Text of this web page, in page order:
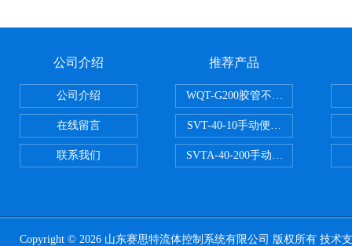
公司介绍
公司介绍
在线留言
联系我们
推荐产品
WQT-G200胶管不锈钢管水压气
SVT-40-10手动便携式安全阀校验
SVTA-40-200手动数显表控制安全
Copyright © 2026 山东赛思特流体控制系统有限公司 版权所有 技术